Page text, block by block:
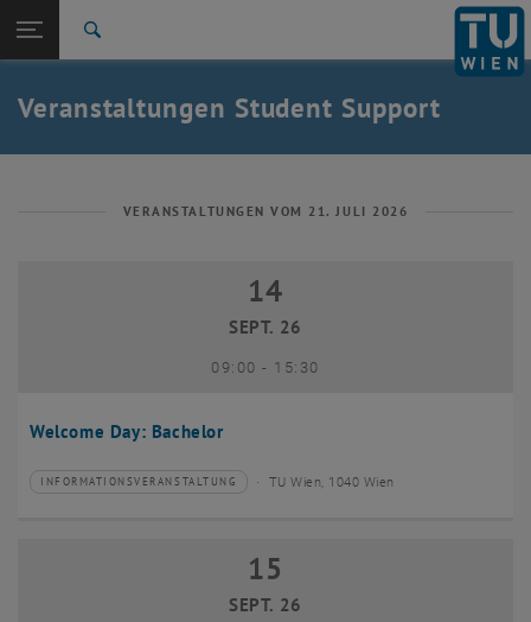
TU Login
Quicklinks
Quicklinks-Menü umschalten
Studium
Karriere
Zurück: Subseiten von Student Support auflisten
Student Support
Veranstaltungen Student Support
VERANSTALTUNGEN VOM 21. JULI 2026
Welcome Day: Bachelor
14 September 2026
14
SEPT. 26
09:00- bis
15:30
Veranstaltungstyp:
INFORMATIONSVERANSTALTUNG
Veranstaltungsort: TU Wien, 1040 Wien
15 September 2026
15
SEPT. 26